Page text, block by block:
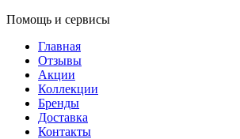
Помощь и сервисы
Главная
Отзывы
Акции
Коллекции
Бренды
Доставка
Контакты